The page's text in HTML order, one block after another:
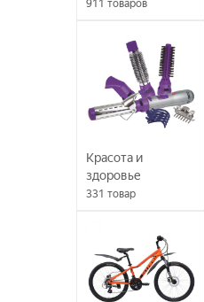
911 товаров
Красота и
здоровье
331 товар